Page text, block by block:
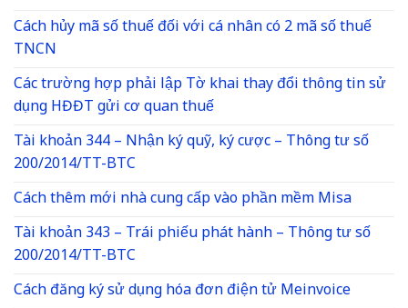
Cách hủy mã số thuế đối với cá nhân có 2 mã số thuế
TNCN
Các trường hợp phải lập Tờ khai thay đổi thông tin sử
dụng HĐĐT gửi cơ quan thuế
Tài khoản 344 – Nhận ký quỹ, ký cược – Thông tư số
200/2014/TT-BTC
Cách thêm mới nhà cung cấp vào phần mềm Misa
Tài khoản 343 – Trái phiếu phát hành – Thông tư số
200/2014/TT-BTC
Cách đăng ký sử dụng hóa đơn điện tử Meinvoice